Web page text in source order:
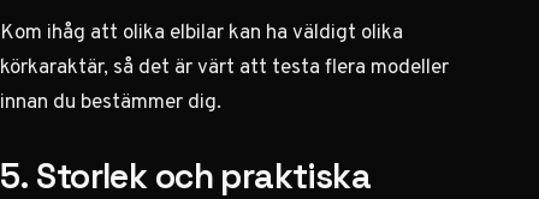
Kom ihåg att olika elbilar kan ha väldigt olika
körkaraktär, så det är värt att testa flera modeller
innan du bestämmer dig.
5. Storlek och praktiska